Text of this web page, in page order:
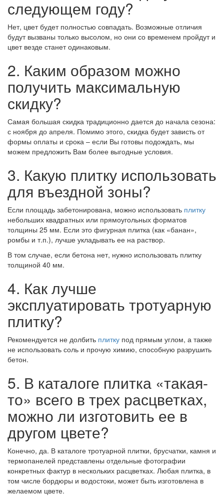
следующем году?
Нет, цвет будет полностью совпадать. Возможные отличия
будут вызваны только высолом, но они со временем пройдут и
цвет везде станет одинаковым.
2. Каким образом можно
получить максимальную
скидку?
Самая большая скидка традиционно дается до начала сезона:
с ноября до апреля. Помимо этого, скидка будет зависть от
формы оплаты и срока – если Вы готовы подождать, мы
можем предложить Вам более выгодные условия.
3. Какую плитку использовать
для въездной зоны?
Если площадь забетонирована, можно использовать плитку
небольших квадратных или прямоугольных форматов
толщины 25 мм. Если это фигурная плитка (как «банан»,
ромбы и т.п.), лучше укладывать ее на раствор.
В том случае, если бетона нет, нужно использовать плитку
толщиной 40 мм.
4. Как лучше
эксплуатировать тротуарную
плитку?
Рекомендуется не долбить плитку под прямым углом, а также
не использовать соль и прочую химию, способную разрушить
бетон.
5. В каталоге плитка «такая-
то» всего в трех расцветках,
можно ли изготовить ее в
другом цвете?
Конечно, да. В каталоге тротуарной плитки, брусчатки, камня и
термопанелей представлены отдельные фотографии
конкретных фактур в нескольких расцветках. Любая плитка, в
том числе бордюры и водостоки, может быть изготовлена в
желаемом цвете.